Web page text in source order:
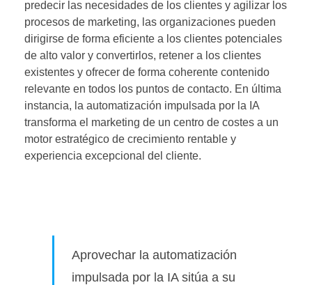
predecir las necesidades de los clientes y agilizar los
procesos de marketing, las organizaciones pueden
dirigirse de forma eficiente a los clientes potenciales
de alto valor y convertirlos, retener a los clientes
existentes y ofrecer de forma coherente contenido
relevante en todos los puntos de contacto. En última
instancia, la automatización impulsada por la IA
transforma el marketing de un centro de costes a un
motor estratégico de crecimiento rentable y
experiencia excepcional del cliente.
Aprovechar la automatización
impulsada por la IA sitúa a su